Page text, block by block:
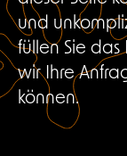
und
füllen Sie
wir Ihre
können.